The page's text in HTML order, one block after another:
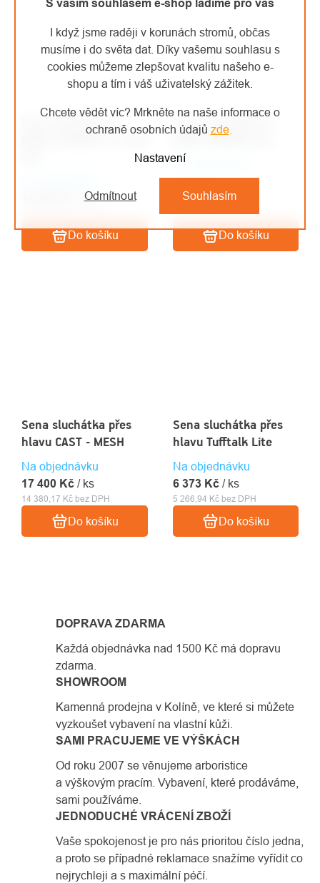
S vaším souhlasem e-shop ladíme pro vás
I když jsme raději v korunách stromů, občas
musíme i do světa dat. Díky vašemu souhlasu s
cookies můžeme zlepšovat kvalitu našeho e-
shopu a tím i váš uživatelský zážitek.
Chcete vědět víc? Mrkněte na naše informace o
ochraně osobních údajů zde.
Nastavení
Odmítnout Souhlasím
Sena interkom na
přilbu SPIDER ST1 sada
/ ks
Do košíku
Sena sluchátka na
přilbu Tufftalk Lite
Na objednávku
6 373 Kč / ks
Do košíku
Sena sluchátka přes
hlavu CAST - MESH
Na objednávku
14 380,17 Kč bez DPH
17 400 Kč / ks
Do košíku
Sena sluchátka přes
hlavu Tufftalk Lite
Na objednávku
5 266,94 Kč bez DPH
6 373 Kč / ks
Do košíku
VÝPISU
DOPRAVA ZDARMA
Každá objednávka nad 1500 Kč má dopravu
zdarma.
SHOWROOM
Kamenná prodejna v Kolíně, ve které si můžete
vyzkoušet vybavení na vlastní kůži.
SAMI PRACUJEME VE VÝŠKÁCH
Od roku 2007 se věnujeme arboristice
a výškovým pracím. Vybavení, které prodáváme,
sami používáme.
JEDNODUCHÉ VRÁCENÍ ZBOŽÍ
Vaše spokojenost je pro nás prioritou číslo jedna,
a proto se případné reklamace snažíme vyřídit co
nejrychleji a s maximální péčí.